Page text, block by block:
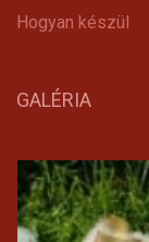
Hogyan készül
GALÉRIA